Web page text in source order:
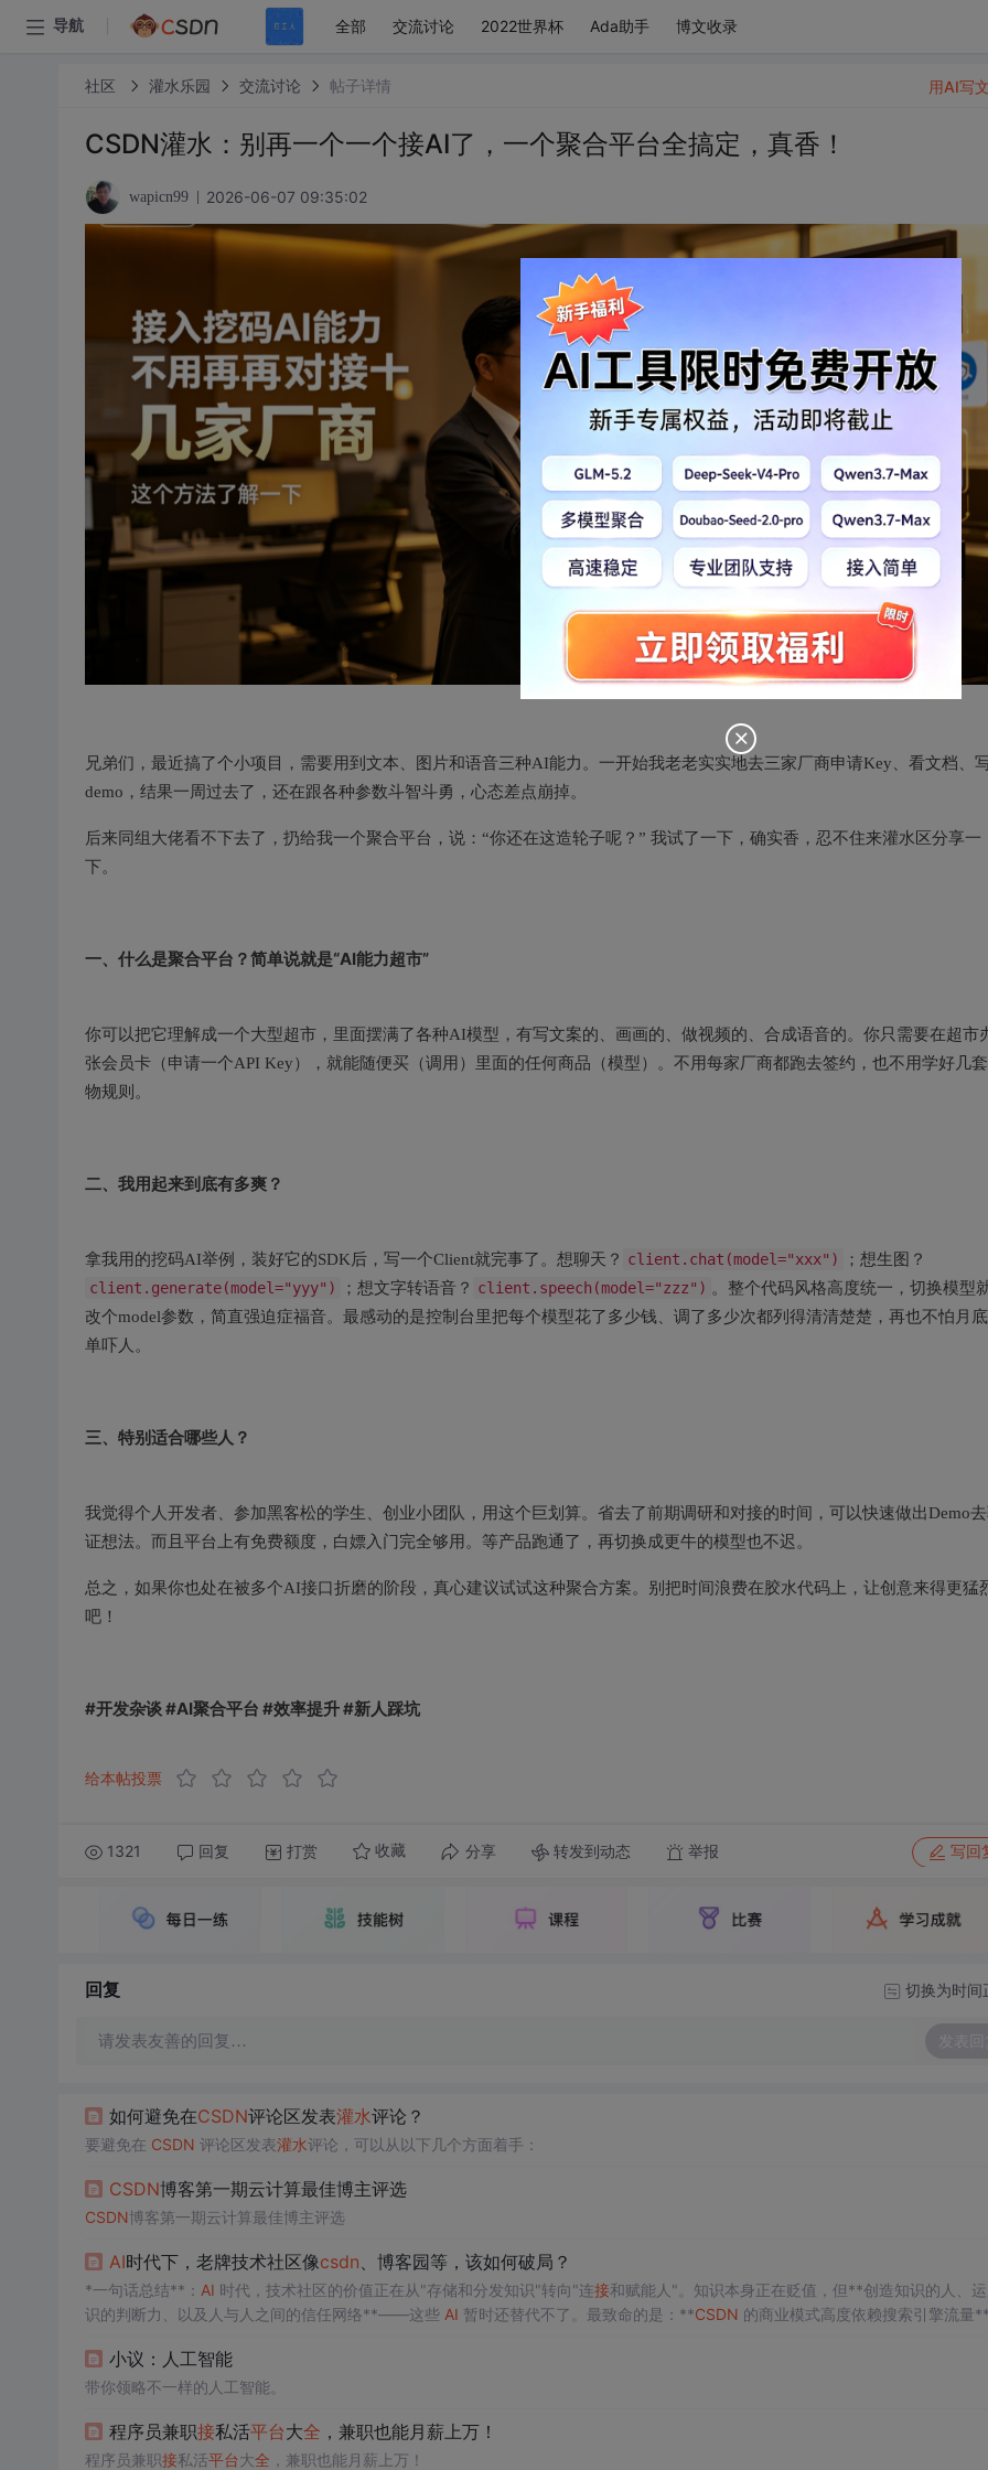
导航 全部 交流讨论 2022世界杯 Ada助手 博文收录
社区 灌水乐园 交流讨论 帖子详情
CSDN灌水：别再一个一个接AI了，一个聚合平台全搞定，真香！
wapicn99 2026-06-07 09:35:02
兄弟们，最近搞了个小项目，需要用到文本、图片和语音三种AI能力。一开始我老老实实地去三家厂商申请Key、看文档、
demo，结果一周过去了，还在跟各种参数斗智斗勇，心态差点崩掉。
后来同组大佬看不下去了，扔给我一个聚合平台，说：“你还在这造轮子呢？” 我试了一下，确实香，忍不住来灌水区分享一
下。
一、什么是聚合平台？简单说就是“AI能力超市”
你可以把它理解成一个大型超市，里面摆满了各种AI模型，有写文案的、画画的、做视频的、合成语音的。你只需要在超市
张会员卡（申请一个API Key），就能随便买（调用）里面的任何商品（模型）。不用每家厂商都跑去签约，也不用学好几
物规则。
二、我用起来到底有多爽？
拿我用的挖码AI举例，装好它的SDK后，写一个Client就完事了。想聊天？ client.chat(model="xxx")
；想生图？
client.generate(model="yyy")
；想文字转语音？ client.speech(model="zzz") 。整个代码风格高度统一，切换模型
改个model参数，简直强迫症福音。最感动的是控制台里把每个模型花了多少钱、调了多少次都列得清清楚楚，再也不怕月
单吓人。
三、特别适合哪些人？
我觉得个人开发者、参加黑客松的学生、创业小团队，用这个巨划算。省去了前期调研和对接的时间，可以快速做出Demo
证想法。而且平台上有免费额度，白嫖入门完全够用。等产品跑通了，再切换成更牛的模型也不迟。
总之，如果你也处在被多个AI接口折磨的阶段，真心建议试试这种聚合方案。别把时间浪费在胶水代码上，让创意来得更猛
吧！
#开发杂谈 #AI聚合平台 #效率提升 #新人踩坑
给本帖投票
1321 回复 打赏 收藏 分享 转发到动态 举报 写回
用AI写
回复 切换为时间
请发表友善的回复… 发表回
如何避免在CSDN评论区发表灌水评论？
要避免在 CSDN 评论区发表灌水评论，可以从以下几个方面着手：
CSDN博客第一期云计算最佳博主评选
CSDN博客第一期云计算最佳博主评选
AI时代下，老牌技术社区像csdn、博客园等，该如何破局？
*一句话总结**： AI 时代，技术社区的价值正在从"存储和分发知识"转向"连接和赋能人"。知识本身正在贬值，但**创造知识的人、
识的判断力、以及人与人之间的信任网络**——这些 AI 暂时还替代不了。最致命的是：**CSDN 的商业模式高度依赖搜索引擎流量
口"，截流严重 |GitHub 的成功不在于内容，而在于**工具 + 社区的飞轮**。
小议：人工智能
带你领略不一样的人工智能。
程序员兼职接私活平台大全 ，兼职也能月薪上万！
程序员兼职接私活平台大全 ，兼职也能月薪上万！